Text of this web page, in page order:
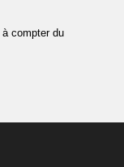
compter du